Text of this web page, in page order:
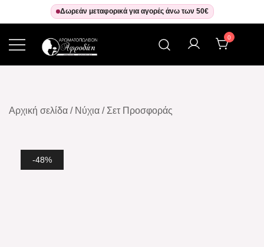
Δωρεάν μεταφορικά για αγορές άνω των 50€
0
Αρχική σελίδα / Νύχια / Σετ Προσφοράς
-48%